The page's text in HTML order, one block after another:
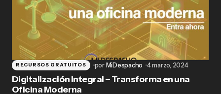
RECURSOS GRATUITOS porMiDespacho 4 marzo, 2024
Digitalización Integral – Transforma en una
Oficina Moderna